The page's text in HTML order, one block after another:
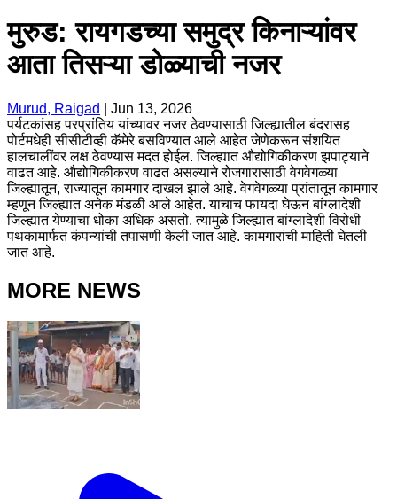
मुरुड: रायगडच्या समुद्र किनाऱ्यांवर
आता तिसऱ्या डोळ्याची नजर
Murud, Raigad
Jun 13, 2026
पर्यटकांसह परप्रांतिय यांच्यावर नजर ठेवण्यासाठी जिल्ह्यातील बंदरासह
पोर्टमधेही सीसीटीव्ही कॅमेरे बसविण्यात आले आहेत जेणेकरून संशयित
हालचालींवर लक्ष ठेवण्यास मदत होईल. जिल्ह्यात औद्योगिकीकरण झपाट्याने
वाढत आहे. औद्योगिकीकरण वाढत असल्याने रोजगारासाठी वेगवेगळ्या
जिल्ह्यातून, राज्यातून कामगार दाखल झाले आहे. वेगवेगळ्या प्रांतातून कामगार
म्हणून जिल्ह्यात अनेक मंडळी आले आहेत. याचाच फायदा घेऊन बांग्लादेशी
जिल्ह्यात येण्याचा धोका अधिक असतो. त्यामुळे जिल्ह्यात बांग्लादेशी विरोधी
पथकामार्फत कंपन्यांची तपासणी केली जात आहे. कामगारांची माहिती घेतली
जात आहे.
MORE NEWS